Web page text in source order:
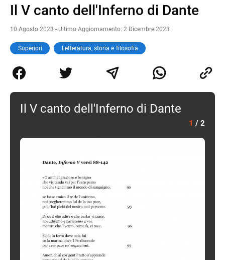
Il V canto dell'Inferno di Dante
10 Agosto 2023 - Ultimo Aggiornamento: 2 Dicembre 2023
Superiori Letteratura, storia e filosofia
Il V canto dell'Inferno di Dante
1 / 2